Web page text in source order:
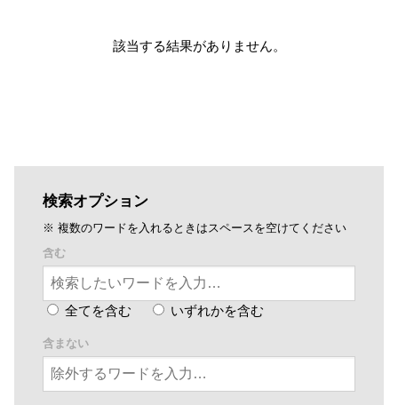
該当する結果がありません。
検索オプション
※ 複数のワードを入れるときはスペースを空けてください
含む
全てを含む いずれかを含む
含まない